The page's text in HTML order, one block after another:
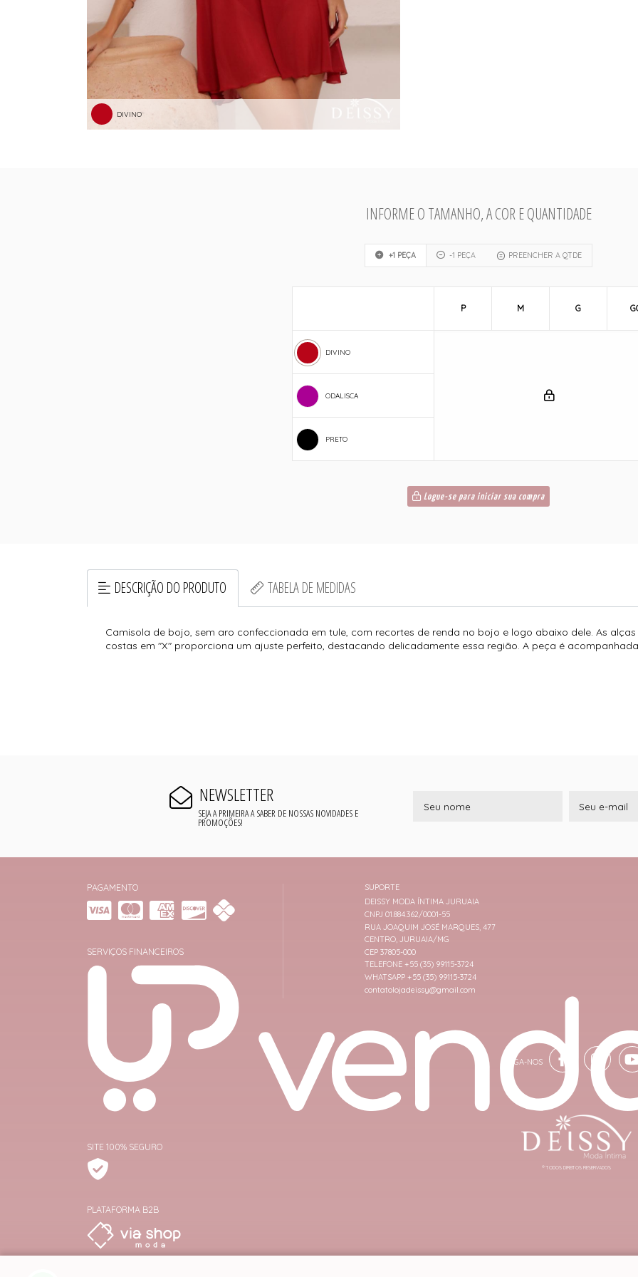
DIVINO
INFORME O TAMANHO, A COR E QUANTIDADE
+1 PEÇA -1 PEÇA PREENCHER A QTDE
DIVINO
ODALISCA
PRETO
P M G
Logue-se para iniciar sua compra
DESCRIÇÃO DO PRODUTO TABELA DE MEDIDAS
Camisola de bojo, sem aro confeccionada em tule, com recortes de renda no bojo e logo abaixo dele. As
costas em "X" proporciona um ajuste perfeito, destacando delicadamente essa região. A peça é
NEWSLETTER
SEJA A PRIMEIRA A SABER DE NOSSAS NOVIDADES E
PROMOÇÕES!
PAGAMENTO
SERVIÇOS FINANCEIROS
SITE 100% SEGURO
PLATAFORMA B2B
SUPORTE
DEISSY MODA ÍNTIMA JURUAIA
CNPJ 01.884.362/0001-55
RUA JOAQUIM JOSÉ MARQUES, 477
CENTRO, JURUAIA/MG
CEP 37805-000
TELEFONE +55 (35) 99115-3724
WHATSAPP +55 (35) 99115-3724
contatolojadeissy@gmail.com
® TODOS DIREITOS RESERVADOS